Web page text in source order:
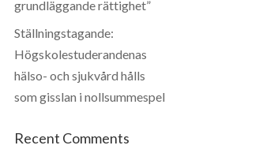
grundläggande rättighet”
Ställningstagande:
Högskolestuderandenas
hälso- och sjukvård hålls
som gisslan i nollsummespel
Recent Comments